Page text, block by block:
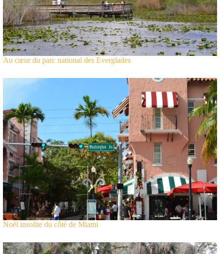
Au cœur du parc national des Everglades
Noël insolite du côté de Miami